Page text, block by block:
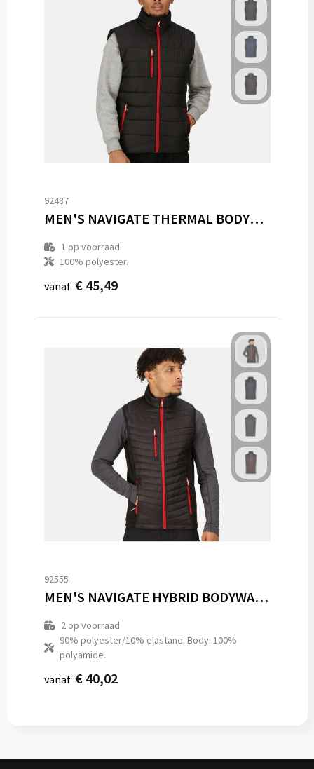
92487
MEN'S NAVIGATE THERMAL BODYWARMER
1 op voorraad
100% polyester.
vanaf € 45,49
92555
MEN'S NAVIGATE HYBRID BODYWARMER
2op voorraad
90% polyester/10% elastane. Body: 100%
polyamide.
vanaf € 40,02